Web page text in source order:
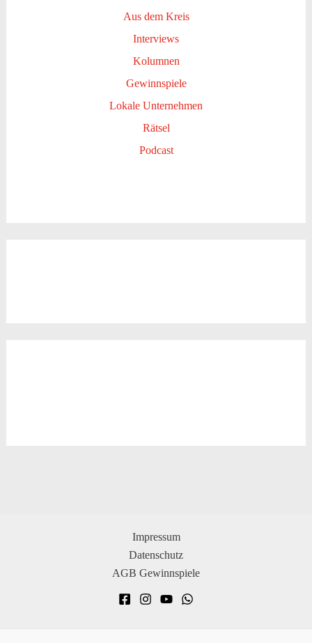
Aus dem Kreis
Interviews
Kolumnen
Gewinnspiele
Lokale Unternehmen
Rätsel
Podcast
Impressum
Datenschutz
AGB Gewinnspiele